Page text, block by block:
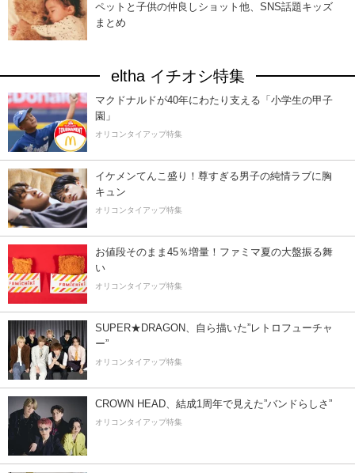
ペットと子供の仲良しショット他、SNS話題キッズ
まとめ
eltha イチオシ特集
マクドナルドが40年にわたり支える「小学生の甲子
園」
オリコンタイアップ特集
イケメンてんこ盛り！尊すぎる男子の純情ラブに胸
キュン
オリコンタイアップ特集
お値段そのまま45％増量！ファミマ夏の大盤振る舞
い
オリコンタイアップ特集
SUPER★DRAGON、自ら描いた”レトロフューチャ
ー”
オリコンタイアップ特集
CROWN HEAD、結成1周年で見えた”バンドらしさ”
オリコンタイアップ特集